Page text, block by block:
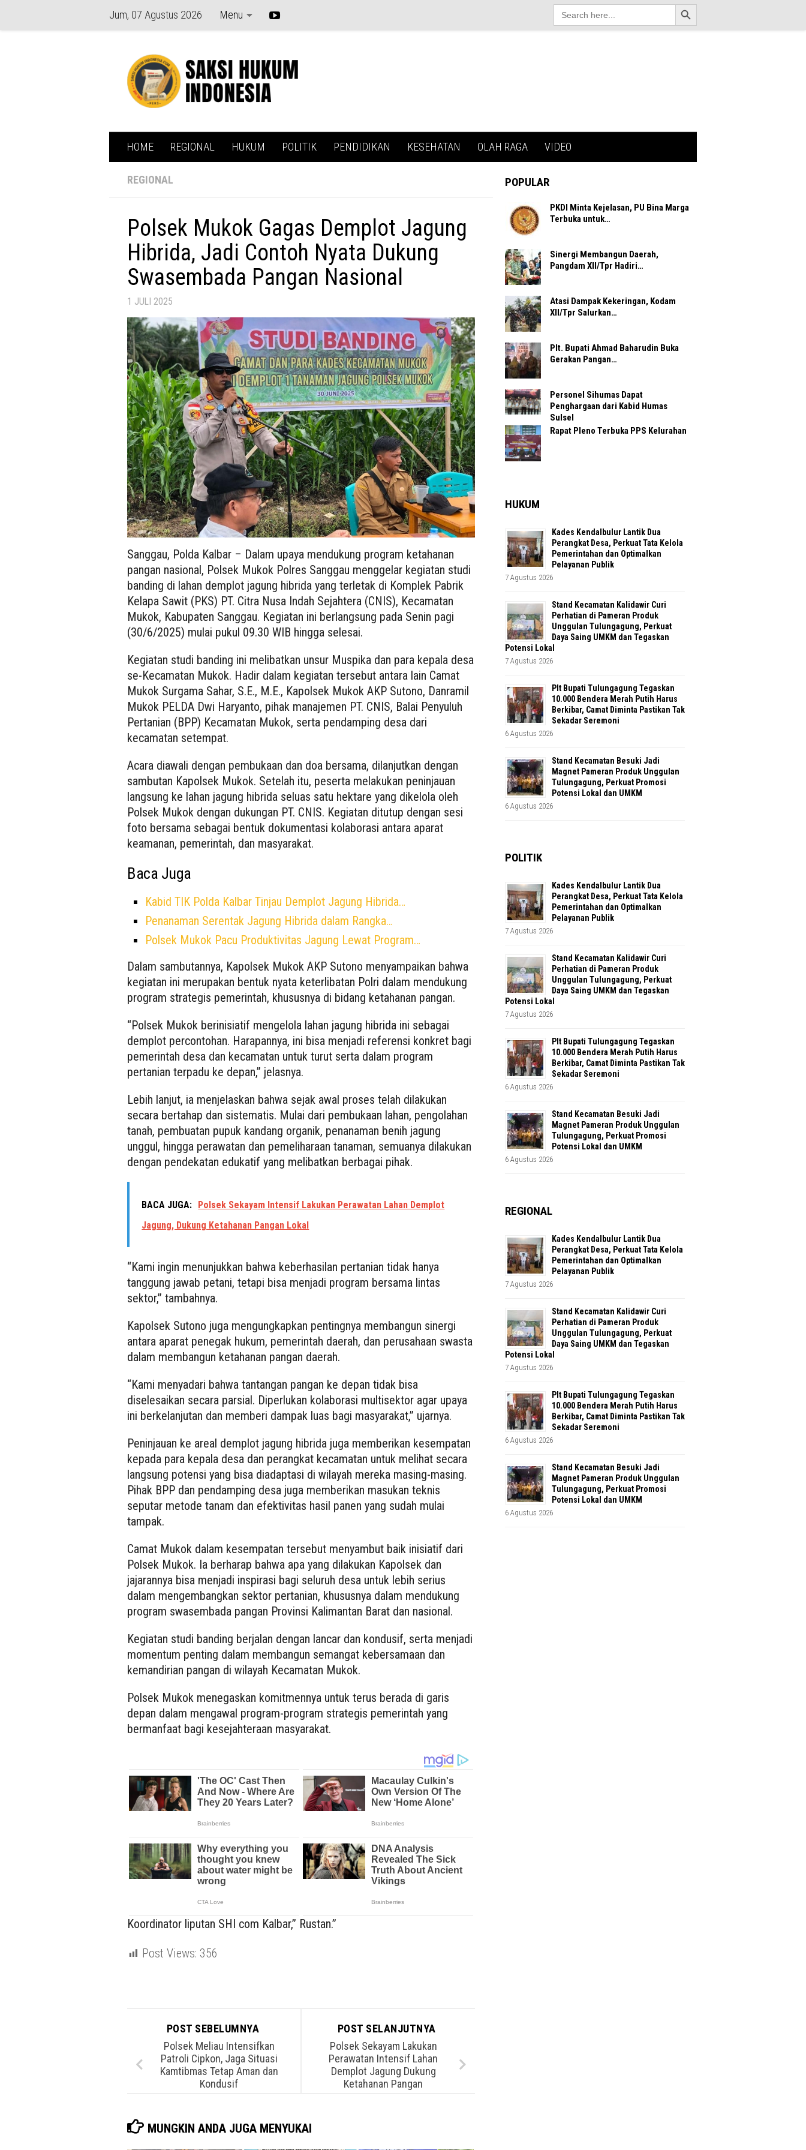
Jum, 07 Agustus 2026 Menu
Search
for:
Search Button
HOME REGIONAL HUKUM POLITIK PENDIDIKAN KESEHATAN OLAH RAGA VIDEO
REGIONAL
Polsek Mukok Gagas Demplot Jagung
Hibrida, Jadi Contoh Nyata Dukung
Swasembada Pangan Nasional
1 JULI 2025
Sanggau, Polda Kalbar – Dalam upaya mendukung program ketahanan
pangan nasional, Polsek Mukok Polres Sanggau menggelar kegiatan studi
banding di lahan demplot jagung hibrida yang terletak di Komplek Pabrik
Kelapa Sawit (PKS) PT. Citra Nusa Indah Sejahtera (CNIS), Kecamatan
Mukok, Kabupaten Sanggau. Kegiatan ini berlangsung pada Senin pagi
(30/6/2025) mulai pukul 09.30 WIB hingga selesai.
Kegiatan studi banding ini melibatkan unsur Muspika dan para kepala desa
se-Kecamatan Mukok. Hadir dalam kegiatan tersebut antara lain Camat
Mukok Surgama Sahar, S.E., M.E., Kapolsek Mukok AKP Sutono, Danramil
Mukok PELDA Dwi Haryanto, pihak manajemen PT. CNIS, Balai Penyuluh
Pertanian (BPP) Kecamatan Mukok, serta pendamping desa dari
kecamatan setempat.
Acara diawali dengan pembukaan dan doa bersama, dilanjutkan dengan
sambutan Kapolsek Mukok. Setelah itu, peserta melakukan peninjauan
langsung ke lahan jagung hibrida seluas satu hektare yang dikelola oleh
Polsek Mukok dengan dukungan PT. CNIS. Kegiatan ditutup dengan sesi
foto bersama sebagai bentuk dokumentasi kolaborasi antara aparat
keamanan, pemerintah, dan masyarakat.
Baca Juga
Kabid TIK Polda Kalbar Tinjau Demplot Jagung Hibrida…
Penanaman Serentak Jagung Hibrida dalam Rangka…
Polsek Mukok Pacu Produktivitas Jagung Lewat Program…
Dalam sambutannya, Kapolsek Mukok AKP Sutono menyampaikan bahwa
kegiatan ini merupakan bentuk nyata keterlibatan Polri dalam mendukung
program strategis pemerintah, khususnya di bidang ketahanan pangan.
“Polsek Mukok berinisiatif mengelola lahan jagung hibrida ini sebagai
demplot percontohan. Harapannya, ini bisa menjadi referensi konkret bagi
pemerintah desa dan kecamatan untuk turut serta dalam program
pertanian terpadu ke depan,” jelasnya.
Lebih lanjut, ia menjelaskan bahwa sejak awal proses telah dilakukan
secara bertahap dan sistematis. Mulai dari pembukaan lahan, pengolahan
tanah, pembuatan pupuk kandang organik, penanaman benih jagung
unggul, hingga perawatan dan pemeliharaan tanaman, semuanya dilakukan
dengan pendekatan edukatif yang melibatkan berbagai pihak.
BACA JUGA: Polsek Sekayam Intensif Lakukan Perawatan Lahan Demplot
Jagung, Dukung Ketahanan Pangan Lokal
“Kami ingin menunjukkan bahwa keberhasilan pertanian tidak hanya
tanggung jawab petani, tetapi bisa menjadi program bersama lintas
sektor,” tambahnya.
Kapolsek Sutono juga mengungkapkan pentingnya membangun sinergi
antara aparat penegak hukum, pemerintah daerah, dan perusahaan swasta
dalam membangun ketahanan pangan daerah.
“Kami menyadari bahwa tantangan pangan ke depan tidak bisa
diselesaikan secara parsial. Diperlukan kolaborasi multisektor agar upaya
ini berkelanjutan dan memberi dampak luas bagi masyarakat,” ujarnya.
Peninjauan ke areal demplot jagung hibrida juga memberikan kesempatan
kepada para kepala desa dan perangkat kecamatan untuk melihat secara
langsung potensi yang bisa diadaptasi di wilayah mereka masing-masing.
Pihak BPP dan pendamping desa juga memberikan masukan teknis
seputar metode tanam dan efektivitas hasil panen yang sudah mulai
tampak.
Camat Mukok dalam kesempatan tersebut menyambut baik inisiatif dari
Polsek Mukok. Ia berharap bahwa apa yang dilakukan Kapolsek dan
jajarannya bisa menjadi inspirasi bagi seluruh desa untuk lebih serius
dalam mengembangkan sektor pertanian, khususnya dalam mendukung
program swasembada pangan Provinsi Kalimantan Barat dan nasional.
Kegiatan studi banding berjalan dengan lancar dan kondusif, serta menjadi
momentum penting dalam membangun semangat kebersamaan dan
kemandirian pangan di wilayah Kecamatan Mukok.
Polsek Mukok menegaskan komitmennya untuk terus berada di garis
depan dalam mengawal program-program strategis pemerintah yang
bermanfaat bagi kesejahteraan masyarakat.
Koordinator liputan SHI com Kalbar,” Rustan.”
Post Views: 356
POST SELANJUTNYA
Polsek Sekayam Lakukan
Perawatan Intensif Lahan
Demplot Jagung Dukung
Ketahanan Pangan
POST SEBELUMNYA
Polsek Meliau Intensifkan
Patroli Cipkon, Jaga Situasi
Kamtibmas Tetap Aman dan
Kondusif
MUNGKIN ANDA JUGA MENYUKAI
POPULAR
PKDI Minta Kejelasan, PU Bina Marga
Terbuka untuk…
Sinergi Membangun Daerah,
Pangdam XII/Tpr Hadiri…
Atasi Dampak Kekeringan, Kodam
XII/Tpr Salurkan…
Plt. Bupati Ahmad Baharudin Buka
Gerakan Pangan…
Personel Sihumas Dapat
Penghargaan dari Kabid Humas
Sulsel
Rapat Pleno Terbuka PPS Kelurahan
HUKUM
Kades Kendalbulur Lantik Dua
Perangkat Desa, Perkuat Tata Kelola
Pemerintahan dan Optimalkan
Pelayanan Publik
7 Agustus 2026
Stand Kecamatan Kalidawir Curi
Perhatian di Pameran Produk
Unggulan Tulungagung, Perkuat
Daya Saing UMKM dan Tegaskan
Potensi Lokal
7 Agustus 2026
Plt Bupati Tulungagung Tegaskan
10.000 Bendera Merah Putih Harus
Berkibar, Camat Diminta Pastikan Tak
Sekadar Seremoni
6 Agustus 2026
Stand Kecamatan Besuki Jadi
Magnet Pameran Produk Unggulan
Tulungagung, Perkuat Promosi
Potensi Lokal dan UMKM
6 Agustus 2026
POLITIK
Kades Kendalbulur Lantik Dua
Perangkat Desa, Perkuat Tata Kelola
Pemerintahan dan Optimalkan
Pelayanan Publik
7 Agustus 2026
Stand Kecamatan Kalidawir Curi
Perhatian di Pameran Produk
Unggulan Tulungagung, Perkuat
Daya Saing UMKM dan Tegaskan
Potensi Lokal
7 Agustus 2026
Plt Bupati Tulungagung Tegaskan
10.000 Bendera Merah Putih Harus
Berkibar, Camat Diminta Pastikan Tak
Sekadar Seremoni
6 Agustus 2026
Stand Kecamatan Besuki Jadi
Magnet Pameran Produk Unggulan
Tulungagung, Perkuat Promosi
Potensi Lokal dan UMKM
6 Agustus 2026
REGIONAL
Kades Kendalbulur Lantik Dua
Perangkat Desa, Perkuat Tata Kelola
Pemerintahan dan Optimalkan
Pelayanan Publik
7 Agustus 2026
Stand Kecamatan Kalidawir Curi
Perhatian di Pameran Produk
Unggulan Tulungagung, Perkuat
Daya Saing UMKM dan Tegaskan
Potensi Lokal
7 Agustus 2026
Plt Bupati Tulungagung Tegaskan
10.000 Bendera Merah Putih Harus
Berkibar, Camat Diminta Pastikan Tak
Sekadar Seremoni
6 Agustus 2026
Stand Kecamatan Besuki Jadi
Magnet Pameran Produk Unggulan
Tulungagung, Perkuat Promosi
Potensi Lokal dan UMKM
6 Agustus 2026